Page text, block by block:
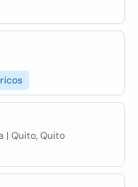
| Quito, Quito